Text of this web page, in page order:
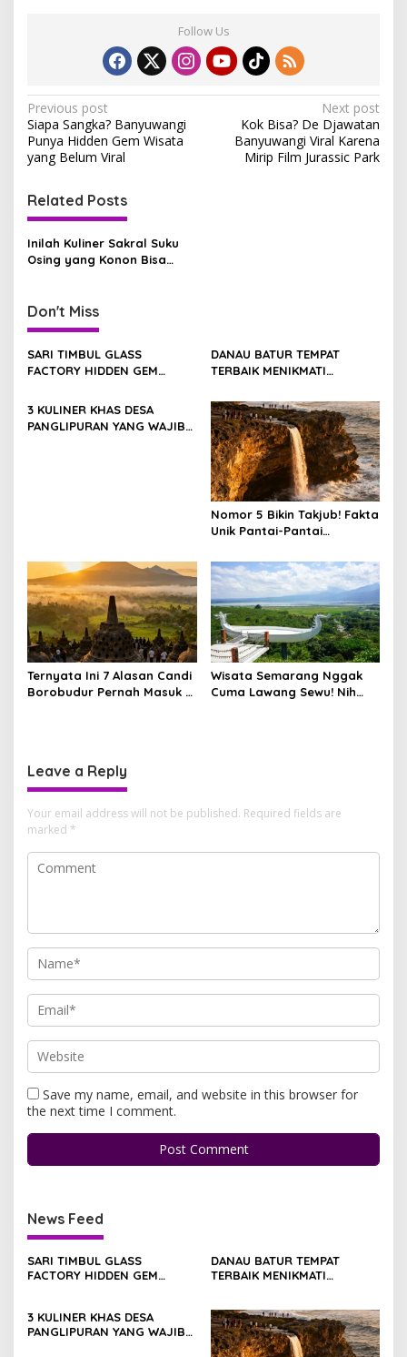
Follow Us
P
o
s
t
n
a
v
g
a
t
o
Previous post
Siapa Sangka? Banyuwangi
Punya Hidden Gem Wisata
yang Belum Viral
Next post
Kok Bisa? De Djawatan
Banyuwangi Viral Karena
Mirip Film Jurassic Park
Related Posts
Inilah Kuliner Sakral Suku
Osing yang Konon Bisa
Don't Miss
SARI TIMBUL GLASS
FACTORY HIDDEN GEM
TEGALALANG, BALI
DANAU BATUR TEMPAT
TERBAIK MENIKMATI
3 KULINER KHAS DESA
PANGLIPURAN YANG WAJIB
Nomor 5 Bikin Takjub! Fakta
Unik Pantai-Pantai
Ternyata Ini 7 Alasan Candi
Borobudur Pernah Masuk 7
Wisata Semarang Nggak
Cuma Lawang Sewu! Nih
Leave a Reply
Your email address will not be published. Required fields are
marked *
Save my name, email, and website in this browser for
the next time I comment.
News Feed
SARI TIMBUL GLASS
FACTORY HIDDEN GEM
DANAU BATUR TEMPAT
TERBAIK MENIKMATI
3 KULINER KHAS DESA
PANGLIPURAN YANG WAJIB